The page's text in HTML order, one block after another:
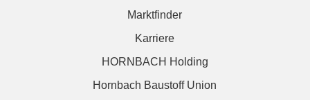
Marktfinder
Karriere
HORNBACH Holding
Hornbach Baustoff Union